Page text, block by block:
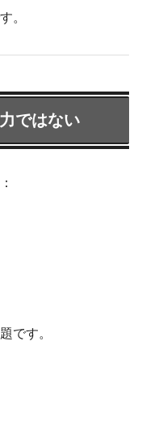
。
ではない
です。